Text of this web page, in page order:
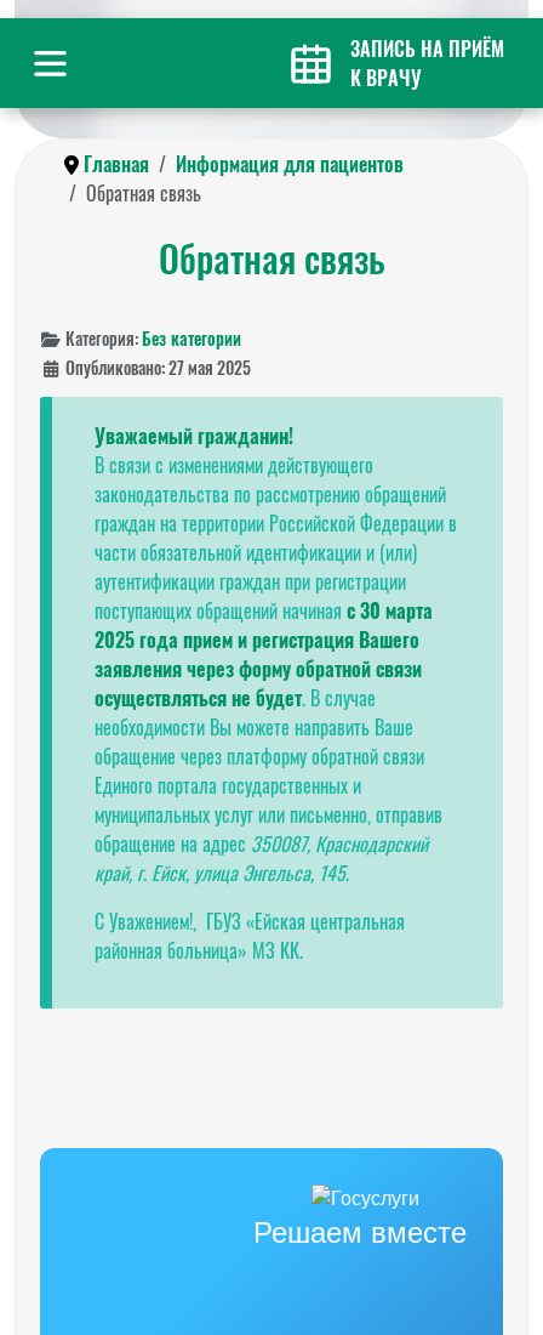
ЗАПИСЬ НА ПРИЁМ
К ВРАЧУ
Главная
Информация для пациентов
Обратная связь
Обратная связь
Категория:Без категории
Опубликовано: 27 мая 2025
Уважаемый гражданин!
В связи с изменениями действующего
законодательства по рассмотрению обращений
граждан на территории Российской Федерации в
части обязательной идентификации и (или)
аутентификации граждан при регистрации
поступающих обращений начиная с 30 марта
2025 года прием и регистрация Вашего
заявления через форму обратной связи
осуществляться не будет. В случае
необходимости Вы можете направить Ваше
обращение через платформу обратной связи
Единого портала государственных и
муниципальных услуг или письменно, отправив
обращение на адрес 350087, Краснодарский
край, г. Ейск, улица Энгельса, 145.
С Уважением!, ГБУЗ «Ейская центральная
районная больница» МЗ КК.
Решаем вместе